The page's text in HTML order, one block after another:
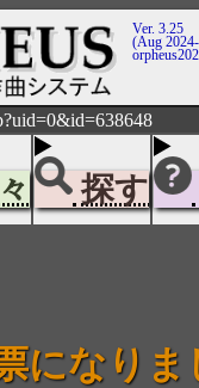
Ver. 3.25
(Aug
探す
になりま